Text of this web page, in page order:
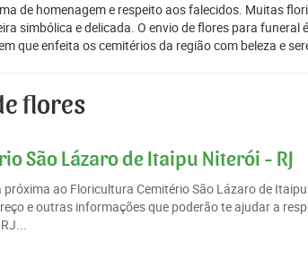
de homenagem e respeito aos falecidos. Muitas
simbólica e delicada. O envio de flores para
que enfeita os cemitérios da região com beleza e
flores
São Lázaro de Itaipu Niterói - RJ
ao Floricultura Cemitério São Lázaro de
e outras informações que poderão te ajudar a